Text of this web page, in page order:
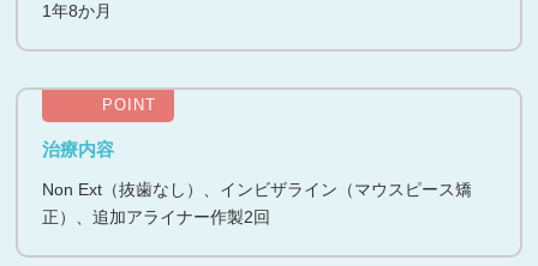
1年8か月
POINT
治療内容
Non Ext（抜歯なし）、インビザライン（マウスピース矯
正）、追加アライナー作製2回